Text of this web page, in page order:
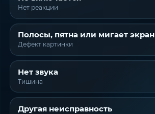
Нет реакции
Полосы, пятна или мигает экран
Дефект картинки
Нет звука
Тишина
Другая неисправность